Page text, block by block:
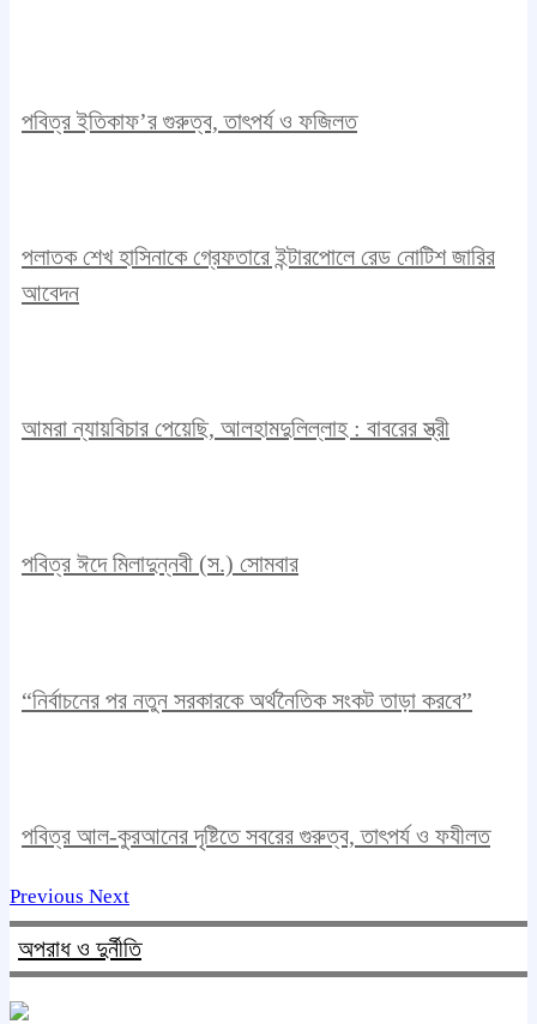
পবিত্র ইতিকাফ’র গুরুত্ব, তাৎপর্য ও ফজিলত
পলাতক শেখ হাসিনাকে গ্রেফতারে ইন্টারপোলে রেড নোটিশ জারির
আবেদন
আমরা ন্যায়বিচার পেয়েছি, আলহামদুলিল্লাহ : বাবরের স্ত্রী
পবিত্র ঈদে মিলাদুন্নবী (স.) সোমবার
“নির্বাচনের পর নতুন সরকারকে অর্থনৈতিক সংকট তাড়া করবে”
পবিত্র আল-কুরআনের দৃষ্টিতে সবরের গুরুত্ব, তাৎপর্য ও ফযীলত
Previous Next
অপরাধ ও দুর্নীতি